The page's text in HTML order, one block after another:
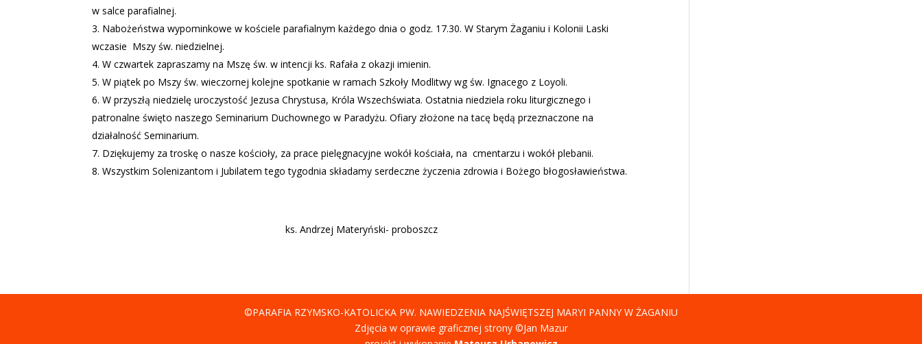
w salce parafialnej.
Nabożeństwa wypominkowe w kościele parafialnym każdego dnia o godz. 17.30. W Starym Żaganiu i Kolonii Laski
wczasie Mszy św. niedzielnej.
W czwartek zapraszamy na Mszę św. w intencji ks. Rafała z okazji imienin.
W piątek po Mszy św. wieczornej kolejne spotkanie w ramach Szkoły Modlitwy wg św. Ignacego z Loyoli.
W przyszłą niedzielę uroczystość Jezusa Chrystusa, Króla Wszechświata. Ostatnia niedziela roku liturgicznego i
patronalne święto naszego Seminarium Duchownego w Paradyżu. Ofiary złożone na tacę będą przeznaczone na
działalność Seminarium.
Dziękujemy za troskę o nasze kościoły, za prace pielęgnacyjne wokół kościała, na cmentarzu i wokół plebanii.
Wszystkim Solenizantom i Jubilatem tego tygodnia składamy serdeczne życzenia zdrowia i Bożego błogosławieństwa.
ks. Andrzej Materyński- proboszcz
©PARAFIA RZYMSKO-KATOLICKA PW. NAWIEDZENIA NAJŚWIĘTSZEJ MARYI PANNY W ŻAGANIU
Zdjęcia w oprawie graficznej strony ©Jan Mazur